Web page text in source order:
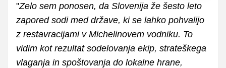
"Zelo sem ponosen, da Slovenija že šesto leto
zapored sodi med države, ki se lahko pohvalijo
z restavracijami v Michelinovem vodniku. To
vidim kot rezultat sodelovanja ekip, strateškega
vlaganja in spoštovanja do lokalne hrane,